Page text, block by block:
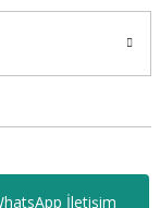
İletişim